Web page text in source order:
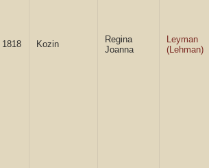
1818 Kozin
Regina
Joanna
Leyman
(Lehman)